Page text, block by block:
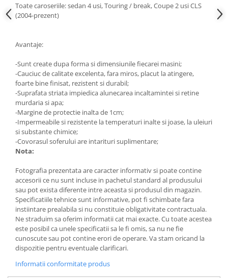
Toate caroseriile: sedan 4 usi, Touring / break, Coupe 2 usi CLS
(2004-prezent)
Avantaje:
-Sunt create dupa forma si dimensiunile fiecarei masini;
-Cauciuc de calitate excelenta, fara miros, placut la atingere,
foarte bine finisat, rezistent si durabil;
-Suprafata striata impiedica alunecarea incaltamintei si retine
murdaria si apa;
-Margine de protectie inalta de 1cm;
-Impermeabile si rezistente la temperaturi inalte si joase, la uleiuri
si substante chimice;
-Covorasul soferului are intarituri suplimentare;
Nota:
Fotografia prezentata are caracter informativ si poate contine
accesorii ce nu sunt incluse in pachetul standard al produsului
sau pot exista diferente intre aceasta si produsul din magazin.
Specificatiile tehnice sunt informative, pot fi schimbate fara
instiintare prealabila si nu constituie obligativitate contractuala.
Ne straduim sa oferim informatii cat mai exacte. Cu toate acestea
este posibil ca unele specificatii sa le fi omis, sa nu ne fie
cunoscute sau pot contine erori de operare. Va stam oricand la
dispozitie pentru eventuale clarificari.
Informatii conformitate produs